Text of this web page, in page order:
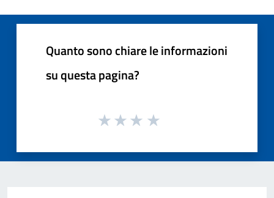
Quanto sono chiare le informazioni
su questa pagina?